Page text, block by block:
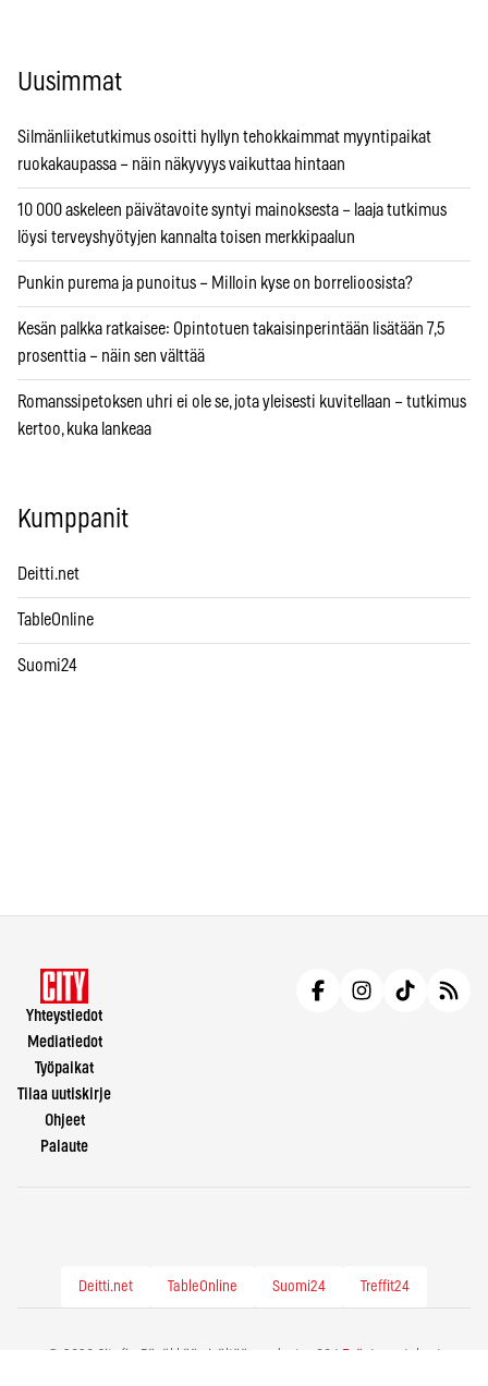
Uusimmat
Silmänliiketutkimus osoitti hyllyn tehokkaimmat myyntipaikat
ruokakaupassa – näin näkyvyys vaikuttaa hintaan
10 000 askeleen päivätavoite syntyi mainoksesta – laaja tutkimus
löysi terveyshyötyjen kannalta toisen merkkipaalun
Punkin purema ja punoitus – Milloin kyse on borrelioosista?
Kesän palkka ratkaisee: Opintotuen takaisinperintään lisätään 7,5
prosenttia – näin sen välttää
Romanssipetoksen uhri ei ole se, jota yleisesti kuvitellaan – tutkimus
kertoo, kuka lankeaa
Kumppanit
Deitti.net
TableOnline
Suomi24
Yhteystiedot
Mediatiedot
Työpaikat
Tilaa uutiskirje
Ohjeet
Palaute
Deitti.net TableOnline Suomi24 Treffit24